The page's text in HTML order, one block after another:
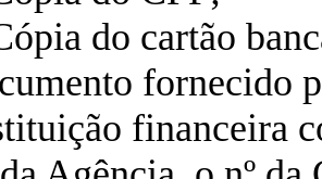
do cartão
fornecido
financeira